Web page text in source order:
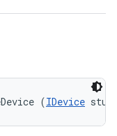
(IDevice